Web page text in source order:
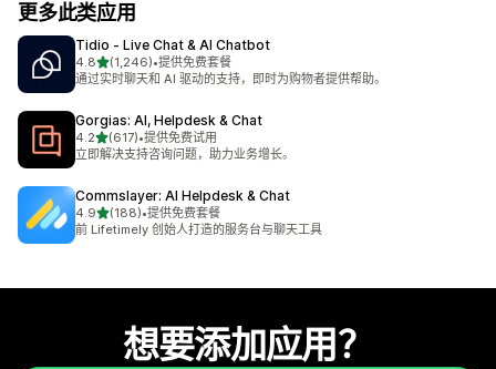
更多此类应用
Tidio ‑ Live Chat & AI Chatbot
4.8星（满分 5 星）
(1,246)
总共 1246 条评论
•提供免费套餐
通过实时聊天和 AI 驱动的支持，即时为购物者提供帮助。
Gorgias: AI, Helpdesk & Chat
4.2星（满分 5 星）
(617)
总共 617 条评论
•提供免费试用
立即解决支持咨询问题，助力业务增长。
Commslayer: AI Helpdesk & Chat
4.9星（满分 5 星）
(188)
总共 188 条评论
•提供免费套餐
前 Lifetimely 创始人打造的服务台与聊天工具
想要添加应用？